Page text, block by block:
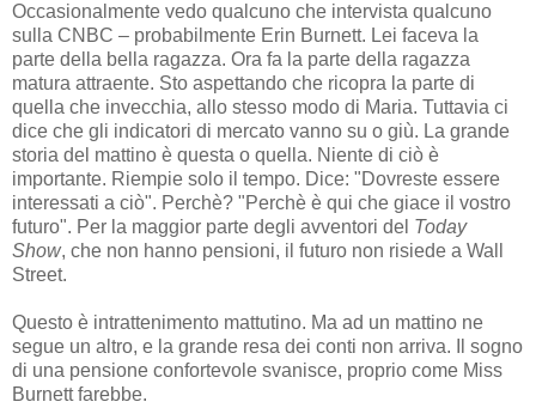
Occasionalmente vedo qualcuno che intervista qualcuno
sulla CNBC – probabilmente Erin Burnett. Lei faceva la
parte della bella ragazza. Ora fa la parte della ragazza
matura attraente. Sto aspettando che ricopra la parte di
quella che invecchia, allo stesso modo di Maria. Tuttavia ci
dice che gli indicatori di mercato vanno su o giù. La grande
storia del mattino è questa o quella. Niente di ciò è
importante. Riempie solo il tempo. Dice: "Dovreste essere
interessati a ciò". Perchè? "Perchè è qui che giace il vostro
futuro". Per la maggior parte degli avventori del Today
Show, che non hanno pensioni, il futuro non risiede a Wall
Street.
Questo è intrattenimento mattutino. Ma ad un mattino ne
segue un altro, e la grande resa dei conti non arriva. Il sogno
di una pensione confortevole svanisce, proprio come Miss
Burnett farebbe.